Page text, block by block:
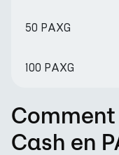
50 PAXG
100 PAXG
Cash en